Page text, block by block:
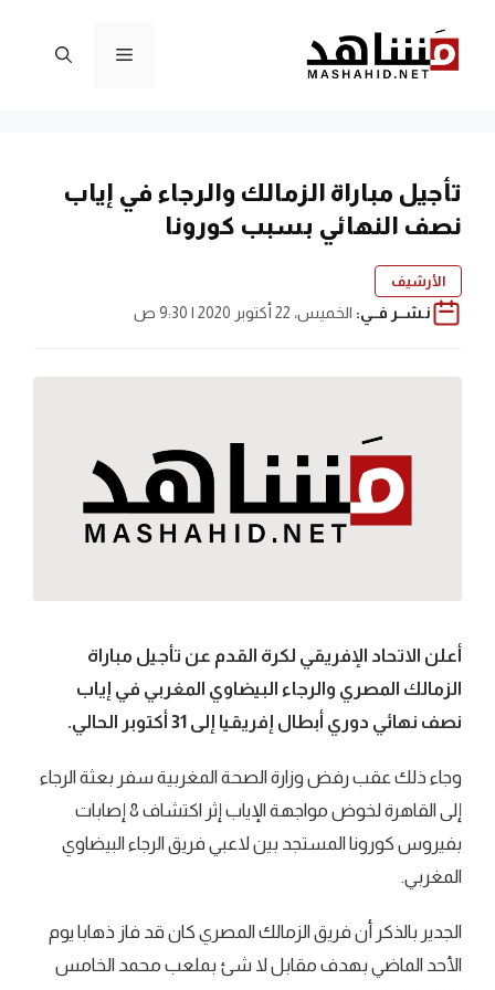
المحتوى
القائمة
تأجيل مباراة الزمالك والرجاء في إياب
نصف النهائي بسبب كورونا
الأرشيف
نـشــر فــي: الخميس، 22 أكتوبر 2020 | 9:30 ص
أعلن الاتحاد الإفريقي لكرة القدم عن تأجيل مباراة
الزمالك المصري والرجاء البيضاوي المغربي في إياب
نصف نهائي دوري أبطال إفريقيا إلى 31 أكتوبر الحالي.
وجاء ذلك عقب رفض وزارة الصحة المغربية سفر بعثة الرجاء
إلى القاهرة لخوض مواجهة الإياب إثر اكتشاف 8 إصابات
بفيروس كورونا المستجد بين لاعبي فريق الرجاء البيضاوي
المغربي.
الجدير بالذكر أن فريق الزمالك المصري كان قد فاز ذهابا يوم
الأحد الماضي بهدف مقابل لا شئ بملعب محمد الخامس